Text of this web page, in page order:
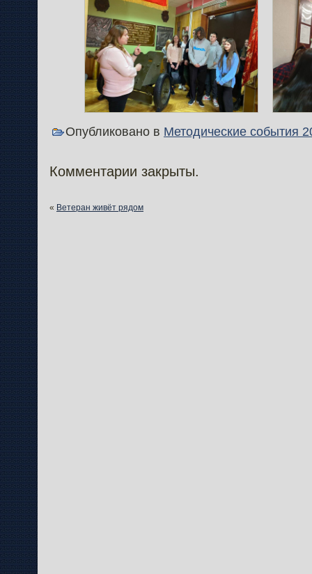
Опубликовано в Методические события
Комментарии закрыты.
« Ветеран живёт рядом